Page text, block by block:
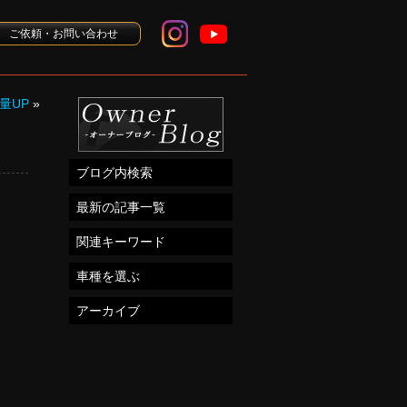
ご依頼・お問い合わせ
UP »
ブログ内検索
最新の記事一覧
関連キーワード
車種を選ぶ
アーカイブ